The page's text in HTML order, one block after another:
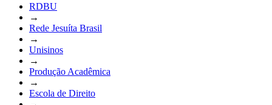
RDBU
→
Rede Jesuíta Brasil
→
Unisinos
→
Produção Acadêmica
→
Escola de Direito